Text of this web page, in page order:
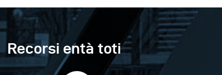
Recorsi entà toti